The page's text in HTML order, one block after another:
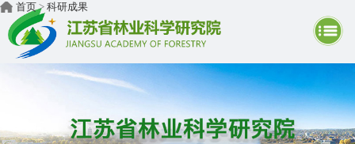
首页> 科研成果